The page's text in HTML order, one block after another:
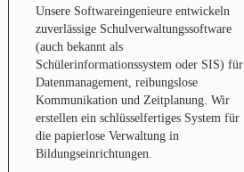
Unsere Softwareingenieure entwickeln
zuverlässige Schulverwaltungssoftware
(auch bekannt als
Schülerinformationssystem oder SIS) für
Datenmanagement, reibungslose
Kommunikation und Zeitplanung. Wir
erstellen ein schlüsselfertiges System für
die papierlose Verwaltung in
Bildungseinrichtungen.